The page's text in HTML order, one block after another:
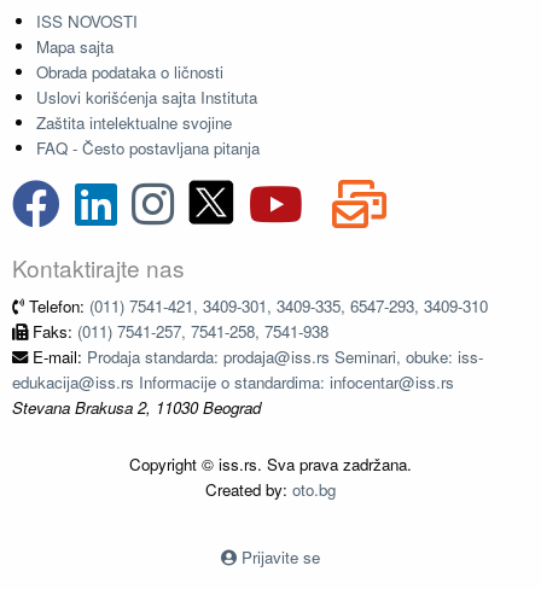
ISS NOVOSTI
Mapa sajta
Obrada podataka o ličnosti
Uslovi korišćenja sajta Instituta
Zaštita intelektualne svojine
FAQ - Često postavljana pitanja
Kontaktirajte nas
Telefon: (011) 7541-421, 3409-301, 3409-335, 6547-293, 3409-310
Faks: (011) 7541-257, 7541-258, 7541-938
E-mail: Prodaja standarda: prodaja@iss.rs Seminari, obuke: iss-
edukacija@iss.rs Informacije o standardima: infocentar@iss.rs
Stevana Brakusa 2, 11030 Beograd
Copyright © iss.rs. Sva prava zadržana.
Created by: oto.bg
Prijavite se